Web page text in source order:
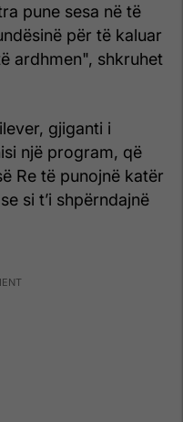
pune sesa në të
për të kaluar
ardhmen", shkruhet
gjiganti i
një program, që
Re të punojnë katër
si t’i shpërndajnë